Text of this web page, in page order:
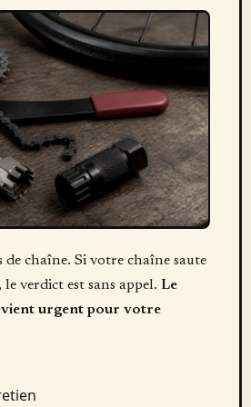
de chaîne. Si votre chaîne saute
le verdict est sans appel. Le
urgent pour votre